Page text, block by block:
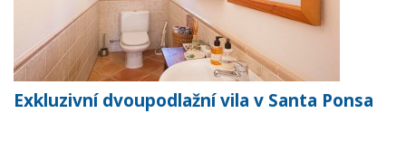
Exkluzivní dvoupodlažní vila v Santa Ponsa